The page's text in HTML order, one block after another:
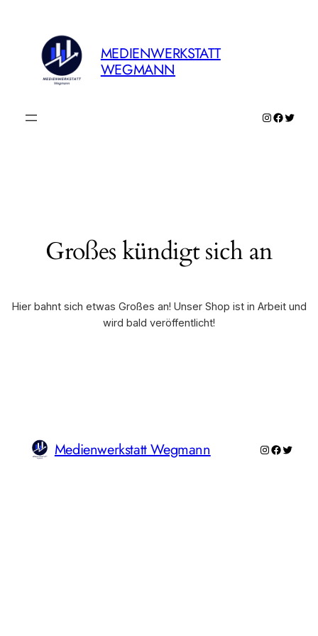
MEDIENWERKSTATT
WEGMANN
Instagram
Großes kündigt sich an
Hier bahnt sich etwas Großes an! Unser Shop ist in Arbeit und
wird bald veröffentlicht!
Medienwerkstatt Wegmann Instagram